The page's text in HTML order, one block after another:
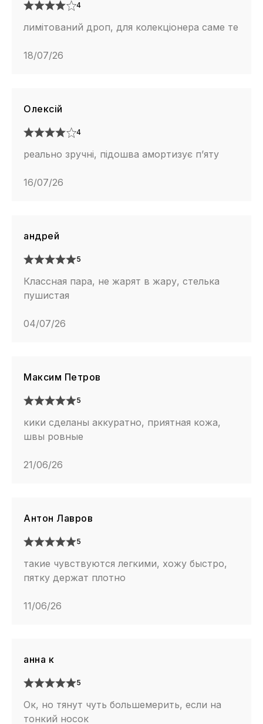
4
лимітований дроп, для колекціонера саме те
18/07/26
Олексій
4
реально зручні, підошва амортизує п’яту
16/07/26
андрей
5
Классная пара, не жарят в жару, стелька
пушистая
04/07/26
Максим Петров
5
кики сделаны аккуратно, приятная кожа,
швы ровные
21/06/26
Антон Лавров
5
такие чувствуются легкими, хожу быстро,
пятку держат плотно
11/06/26
анна к
5
Ок, но тянут чуть большемерить, если на
тонкий носок